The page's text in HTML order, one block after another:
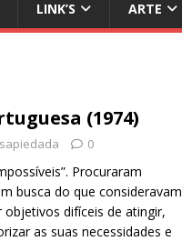
LINK’S ARTE
(1974)
0
Procuraram
busca do que consideravam
difíceis de atingir,
as suas necessidades e